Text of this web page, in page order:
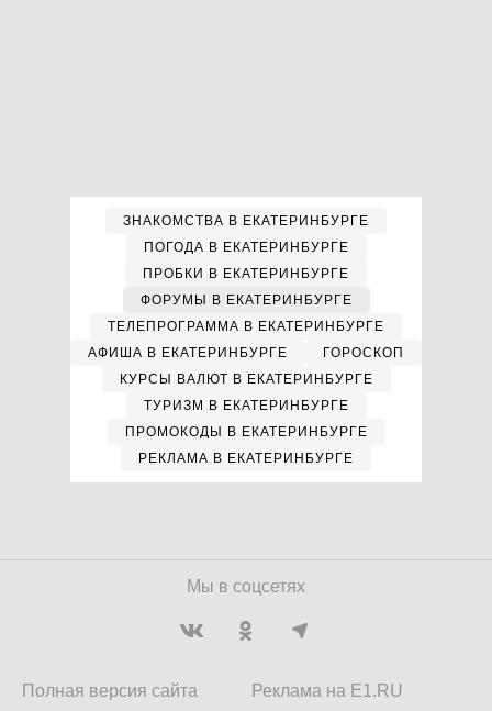
ЗНАКОМСТВА В ЕКАТЕРИНБУРГЕ
ПОГОДА В ЕКАТЕРИНБУРГЕ
ПРОБКИ В ЕКАТЕРИНБУРГЕ
ФОРУМЫ В ЕКАТЕРИНБУРГЕ
ТЕЛЕПРОГРАММА В ЕКАТЕРИНБУРГЕ
АФИША В ЕКАТЕРИНБУРГЕ
ГОРОСКОП
КУРСЫ ВАЛЮТ В ЕКАТЕРИНБУРГЕ
ТУРИЗМ В ЕКАТЕРИНБУРГЕ
ПРОМОКОДЫ В ЕКАТЕРИНБУРГЕ
РЕКЛАМА В ЕКАТЕРИНБУРГЕ
Мы в соцсетях
Полная версия сайта
Реклама на E1.RU